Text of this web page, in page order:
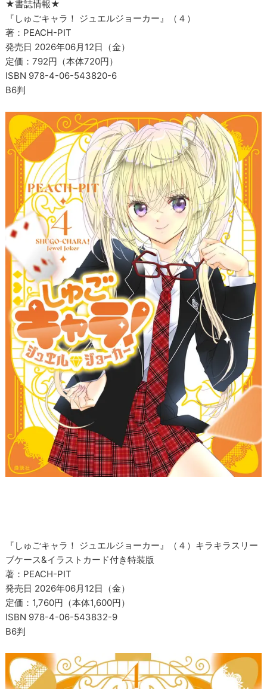
★書誌情報★
『しゅごキャラ！ ジュエルジョーカー』（４）
著：PEACH-PIT
発売日 2026年06月12日（金）
定価：792円（本体720円）
ISBN 978-4-06-543820-6
B6判
『しゅごキャラ！ ジュエルジョーカー』（４）キラキラスリー
ブケース&イラストカード付き特装版
著：PEACH-PIT
発売日 2026年06月12日（金）
定価：1,760円（本体1,600円）
ISBN 978-4-06-543832-9
B6判